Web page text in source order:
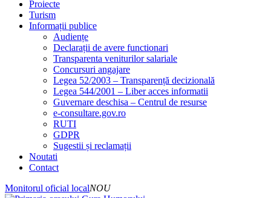
Proiecte
Turism
Informații publice
Audiențe
Declarații de avere functionari
Transparenta veniturilor salariale
Concursuri angajare
Legea 52/2003 – Transparență decizională
Legea 544/2001 – Liber acces informatii
Guvernare deschisa – Centrul de resurse
e-consultare.gov.ro
RUTI
GDPR
Sugestii și reclamații
Noutati
Contact
Monitorul oficial localNOU